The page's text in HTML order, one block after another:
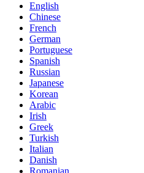
English
Chinese
French
German
Portuguese
Spanish
Russian
Japanese
Korean
Arabic
Irish
Greek
Turkish
Italian
Danish
Romanian